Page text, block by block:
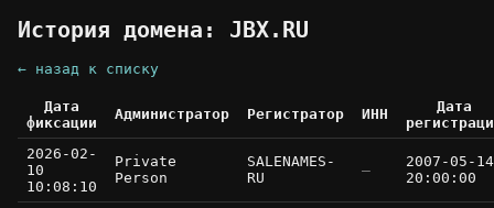
История домена: JBX.RU
← назад к списку
Дата
фиксации
Администратор Регистратор ИНН
Дата
2026-02-
10
10:08:10
Private
Person
SALENAMES-
RU
—
2007-05-14
20:00:00